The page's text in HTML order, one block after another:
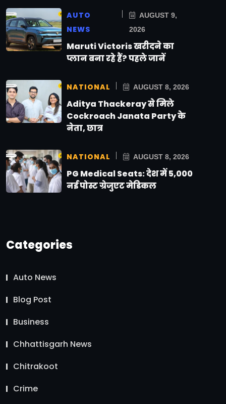
AUTO
NEWS
AUGUST 9,
2026
Maruti Victoris खरीदने का
प्लान बना रहे हैं? पहले जानें
NATIONAL AUGUST 8, 2026
Aditya Thackeray से मिले
Cockroach Janata Party के
नेता, छात्र
NATIONAL AUGUST 8, 2026
PG Medical Seats: देश में 5,000
नई पोस्ट ग्रेजुएट मेडिकल
Categories
Auto News
Blog Post
Business
Chhattisgarh News
Chitrakoot
Crime